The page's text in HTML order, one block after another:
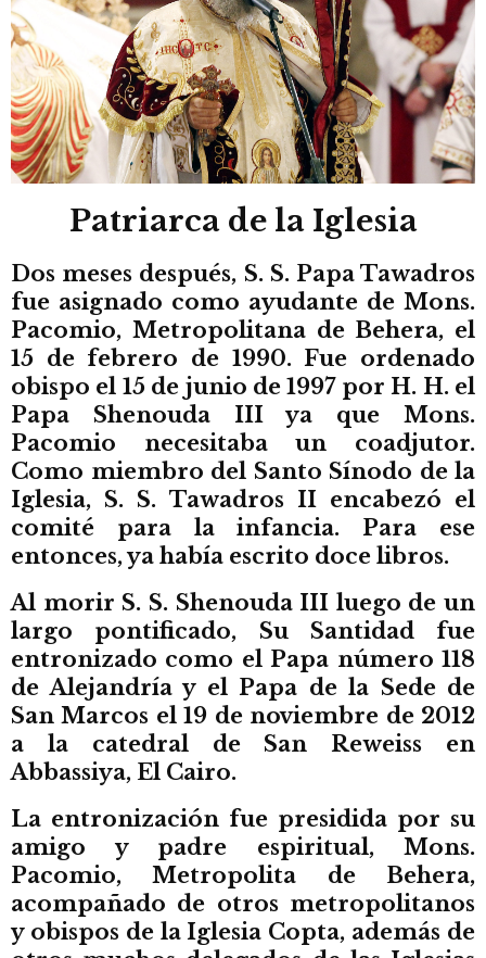
Patriarca de la Iglesia
Dos meses después, S. S. Papa Tawadros
fue asignado como ayudante de Mons.
Pacomio, Metropolitana de Behera, el
15 de febrero de 1990. Fue ordenado
obispo el 15 de junio de 1997 por H. H. el
Papa Shenouda III ya que Mons.
Pacomio necesitaba un coadjutor.
Como miembro del Santo Sínodo de la
Iglesia, S. S. Tawadros II encabezó el
comité para la infancia. Para ese
entonces, ya había escrito doce libros.
Al morir S. S. Shenouda III luego de un
largo pontificado, Su Santidad fue
entronizado como el Papa número 118
de Alejandría y el Papa de la Sede de
San Marcos el 19 de noviembre de 2012
a la catedral de San Reweiss en
Abbassiya, El Cairo.
La entronización fue presidida por su
amigo y padre espiritual, Mons.
Pacomio, Metropolita de Behera,
acompañado de otros metropolitanos
y obispos de la Iglesia Copta, además de